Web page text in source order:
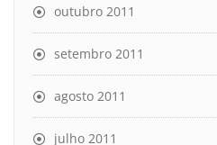
outubro 2011
setembro 2011
agosto 2011
julho 2011